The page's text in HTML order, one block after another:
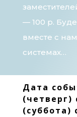
— 100 р.
вместе с
системах…
Дата
(четверг)
(суббота)